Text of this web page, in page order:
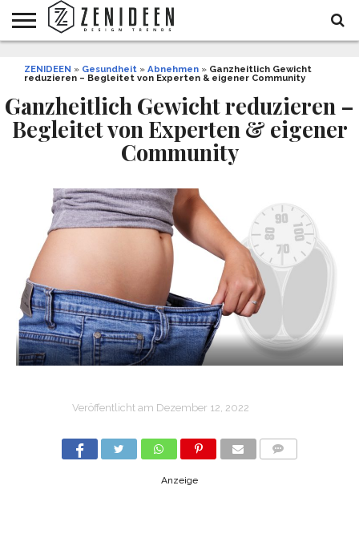
INNENDESIGN
ARCHITEKTUR
GARTEN
UND
LIFESTYLE
DEKO
&
DIY
STYLE
REZEPTE
GESUNDHEIT
WEIHNACHTEN
ZENIDEEN » Gesundheit » Abnehmen » Ganzheitlich Gewicht
reduzieren – Begleitet von Experten & eigener Community
Ganzheitlich Gewicht reduzieren –
Begleitet von Experten & eigener
Community
Veröffentlicht am Dezember 12, 2022
Anzeige